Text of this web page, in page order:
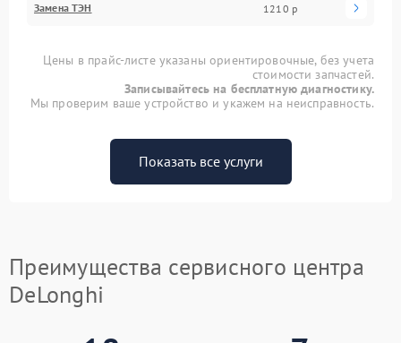
Замена ТЭН 1210 р
Цены в прайс-листе указаны ориентировочные, без учета
стоимости запчастей.
Записывайтесь на бесплатную диагностику.
Мы проверим ваше устройство и укажем на неисправность.
Показать все услуги
Преимущества сервисного центра
DeLonghi